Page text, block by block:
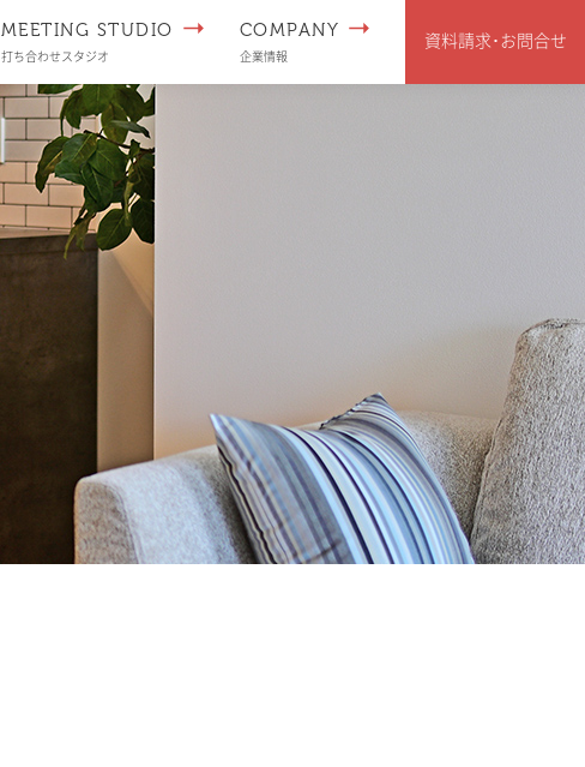
MEETING STUDIO
打ち合わせスタジオ
COMPANY
企業情報
資料請求･お問合せ